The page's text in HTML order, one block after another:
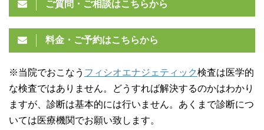
ご質問・ご相談はこちらから
料金・ご予約はこちらから
※当院でおこなう フィシオエナジェティック検査は医学的
な検査ではありません。どうすれば解決するのかはわかり
ますが、診断は基本的には行いません。あくまで診断につ
いては医療機関でお願い致します。